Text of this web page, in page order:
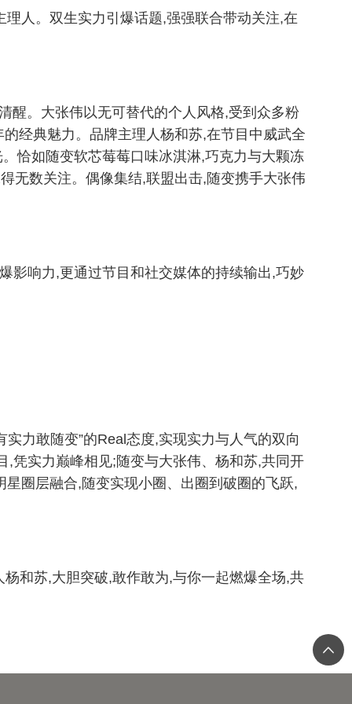
人。双生实力引爆话题,强强联合带动关注,在
醒。大张伟以无可替代的个人风格,受到众多粉
经典魅力。品牌主理人杨和苏,在节目中威武全
恰如随变软芯莓莓口味冰淇淋,巧克力与大颗冻
无数关注。偶像集结,联盟出击,随变携手大张伟
影响力,更通过节目和社交媒体的持续输出,巧妙
力敢随变”的Real态度,实现实力与人气的双向
凭实力巅峰相见;随变与大张伟、杨和苏,共同开
圈层融合,随变实现小圈、出圈到破圈的飞跃,
和苏,大胆突破,敢作敢为,与你一起燃爆全场,共